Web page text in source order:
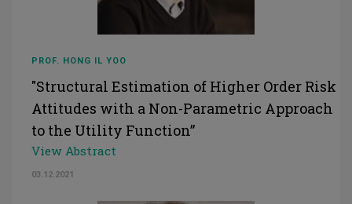
PROF. HONG IL YOO
"Structural Estimation of Higher Order Risk
Attitudes with a Non-Parametric Approach
to the Utility Function”
View Abstract
03.12.2021